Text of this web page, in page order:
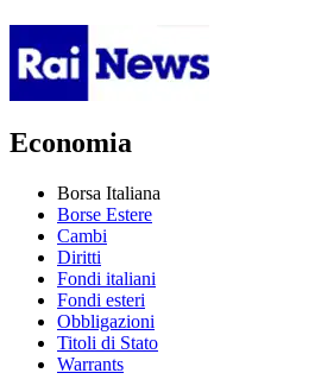
Economia
Borsa Italiana
Borse Estere
Cambi
Diritti
Fondi italiani
Fondi esteri
Obbligazioni
Titoli di Stato
Warrants